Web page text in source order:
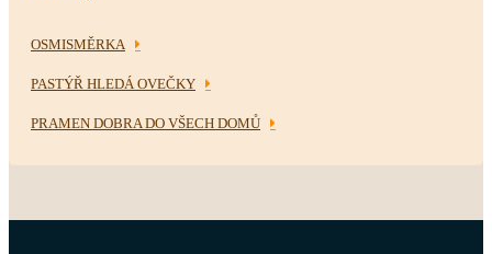
OSMISMĚRKA
PASTÝŘ HLEDÁ OVEČKY
PRAMEN DOBRA DO VŠECH DOMŮ